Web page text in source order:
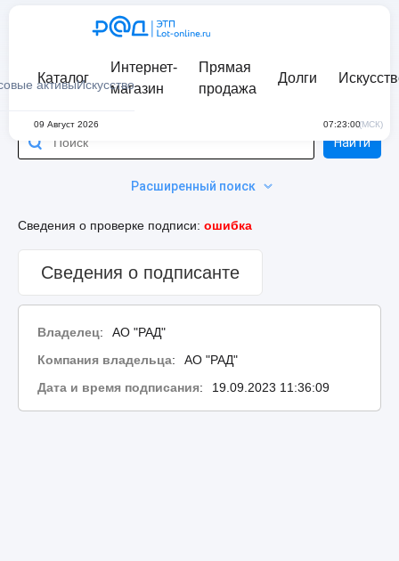
активыИскусство
Каталог
Интернет-
магазин
Прямая
продажа
Долги
09 Август 2026 07:23:00(МСК)
Расширенный поиск
Найти
Сведения о проверке подписи: ошибка
Сведения о подписанте
Владелец:
АО "РАД"
Компания владельца:
АО "РАД"
Дата и время подписания: 19.09.2023 11:36:09